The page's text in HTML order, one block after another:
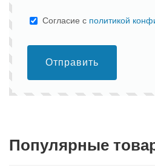
Cогласие с политикой
Отправить
Популярные